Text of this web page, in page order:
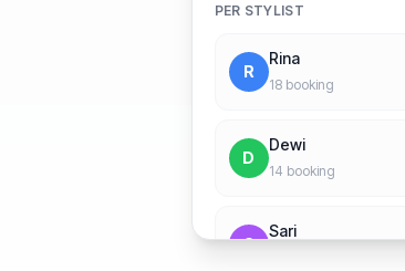
PER STYLIST
R
Rina
18booking
D
Dewi
14 booking
S
Sari